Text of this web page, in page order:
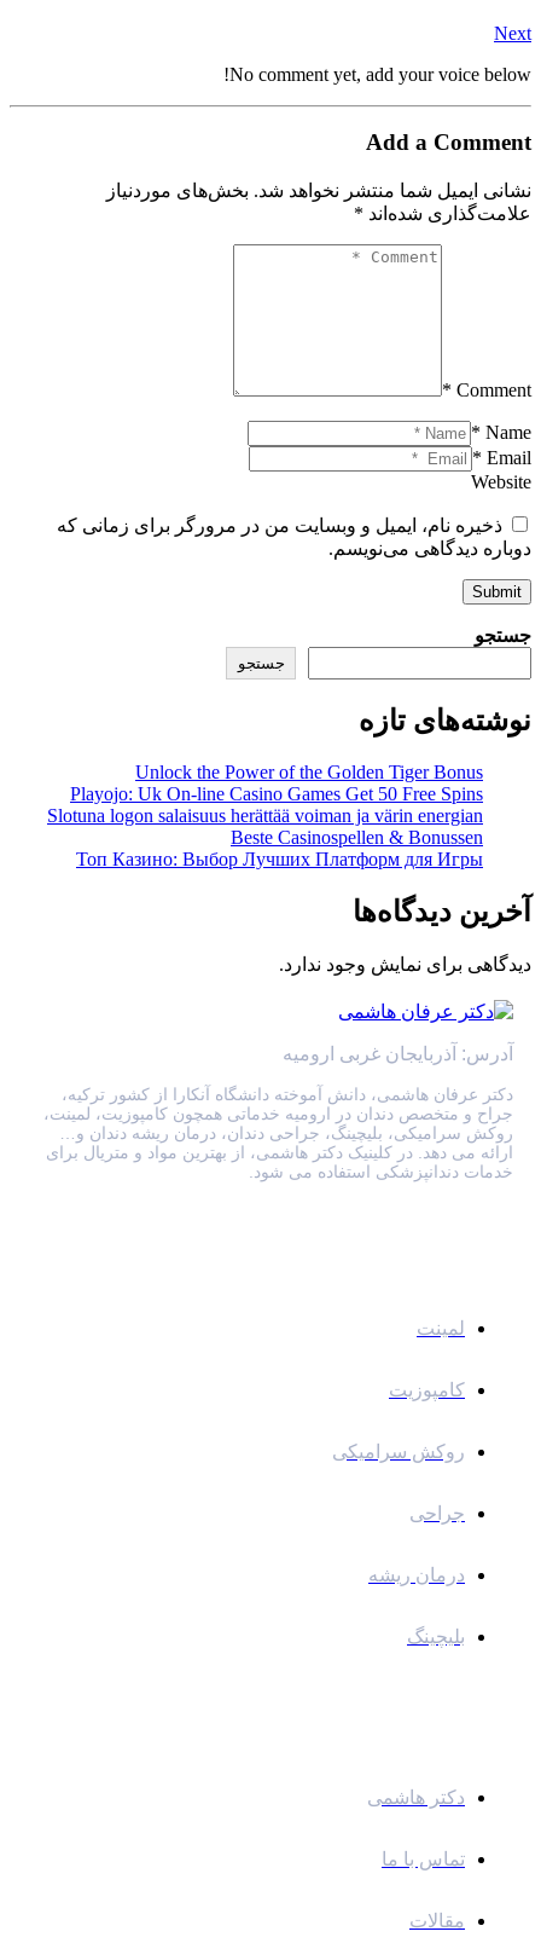
Next
No comment yet, add your voice below!
Add a Comment
نشانی ایمیل شما منتشر نخواهد شد. بخش‌های موردنیاز
علامت‌گذاری شده‌اند *
Comment *
Name *
Email *
Website
ذخیره نام، ایمیل و وبسایت من در مرورگر برای زمانی که
دوباره دیدگاهی می‌نویسم.
Submit
جستجو
جستجو
نوشته‌های تازه
Unlock the Power of the Golden Tiger Bonus
Playojo: Uk On-line Casino Games Get 50 Free Spins
Slotuna logon salaisuus herättää voiman ja värin energian
Beste Casinospellen & Bonussen
Топ Казино: Выбор Лучших Платформ для Игры
آخرین دیدگاه‌ها
دیدگاهی برای نمایش وجود ندارد.
آدرس: آذربایجان غربی ارومیه
دکتر عرفان هاشمی، دانش آموخته دانشگاه آنکارا از کشور ترکیه،
جراح و متخصص دندان در ارومیه خدماتی همچون کامپوزیت، لمینت،
روکش سرامیکی، بلیچینگ، جراحی دندان، درمان ریشه دندان و…
ارائه می دهد. در کلینیک دکتر هاشمی، از بهترین مواد و متریال برای
خدمات دندانپزشکی استفاده می شود.
لمینت
کامپوزیت
روکش سرامیکی
جراحی
درمان ریشه
بلیچینگ
دکتر هاشمی
تماس با ما
مقالات